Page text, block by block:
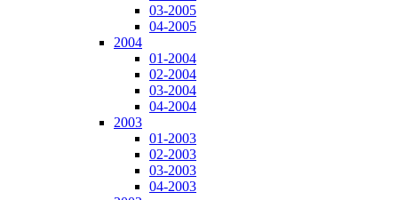
03-2005
04-2005
2004
01-2004
02-2004
03-2004
04-2004
2003
01-2003
02-2003
03-2003
04-2003